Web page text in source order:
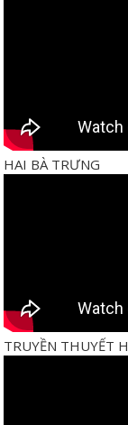
HAI BÀ TRƯNG
TRUYỀN THUYẾT